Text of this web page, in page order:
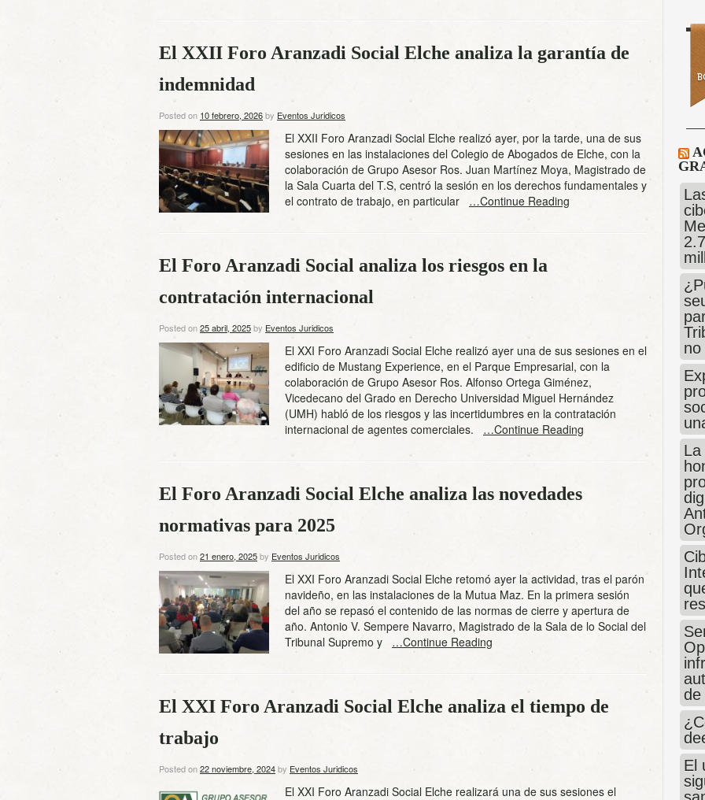
El XXII Foro Aranzadi Social Elche analiza la garantía de
indemnidad
Posted on 10 febrero, 2026by Eventos Juridicos
El XXII Foro Aranzadi Social Elche realizó ayer, por la tarde, una de sus
sesiones en las instalaciones del Colegio de Abogados de Elche, con la
colaboración de Grupo Asesor Ros. Juan Martínez Moya, Magistrado de
la Sala Cuarta del T.S, centró la sesión en los derechos fundamentales y
el contrato de trabajo, en particular …Continue Reading
El Foro Aranzadi Social analiza los riesgos en la
contratación internacional
Posted on25 abril, 2025by Eventos Juridicos
El XXI Foro Aranzadi Social Elche realizó ayer una de sus sesiones en el
edificio de Mustang Experience, en el Parque Empresarial, con la
colaboración de Grupo Asesor Ros. Alfonso Ortega Giménez,
Vicedecano del Grado en Derecho Universidad Miguel Hernández
(UMH) habló de los riesgos y las incertidumbres en la contratación
internacional de agentes comerciales. …Continue Reading
El Foro Aranzadi Social Elche analiza las novedades
normativas para 2025
Posted on21 enero, 2025by Eventos Juridicos
El XXI Foro Aranzadi Social Elche retomó ayer la actividad, tras el parón
navideño, en las instalaciones de la Mutua Maz. En la primera sesión
del año se repasó el contenido de las normas de cierre y apertura de
año. Antonio V. Sempere Navarro, Magistrado de la Sala de lo Social del
Tribunal Supremo y …Continue Reading
El XXI Foro Aranzadi Social Elche analiza el tiempo de
trabajo
Posted on22 noviembre, 2024by Eventos Juridicos
El XXI Foro Aranzadi Social Elche realizará una de sus sesiones el
no
de
El